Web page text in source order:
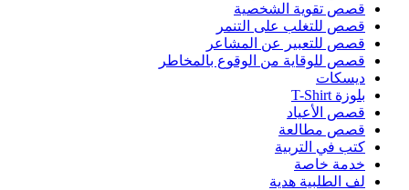
قصص تقوية الشخصية
قصص للتغلب على التنمر
قصص للتعبير عن المشاعر
قصص للوقاية من الوقوع بالمخاطر
ديسكات
بلوزة T-Shirt
قصص الأعياد
قصص مطالعة
كتب في التربية
خدمة خاصة
لف الطلبية هدية